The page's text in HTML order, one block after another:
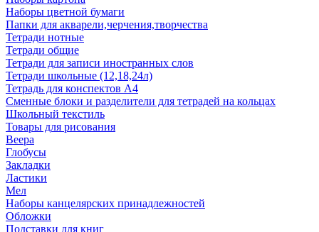
Наборы цветной бумаги
Папки для акварели,черчения,творчества
Тетради нотные
Тетради общие
Тетради для записи иностранных слов
Тетради школьные (12,18,24л)
Тетрадь для конспектов А4
Сменные блоки и разделители для тетрадей на кольцах
Школьный текстиль
Товары для рисования
Веера
Глобусы
Закладки
Ластики
Мел
Наборы канцелярских принадлежностей
Обложки
Подставки для книг